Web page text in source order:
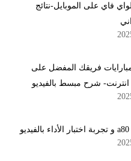
فاي على الموبايل-نتائج
فريقك المفضل على
انترنت- شرح مبسط بالفيديو